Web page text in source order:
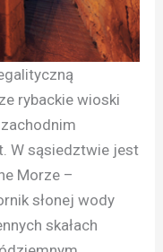
rybackie wioski
W sąsiedztwie jest
Morze –
słonej wody
skałach